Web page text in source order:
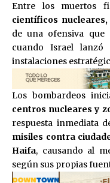
Entre los muertos
científicos
de una ofensiva que
cuando Israel lanzó
instalaciones
Los bombardeos
centros nucleares y
respuesta inmediata
misiles contra
Haifa, causando al
según sus propias